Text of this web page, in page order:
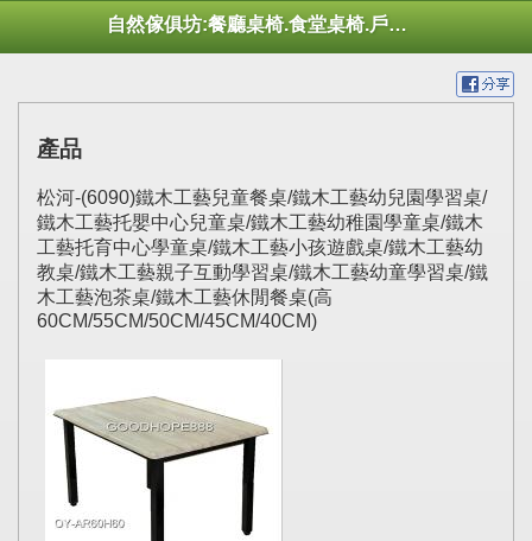
自然傢俱坊:餐廳桌椅.食堂桌椅.戶外桌椅.休閒桌椅.幼托桌椅.庭院市集陽傘
產品
松河-(6090)鐵木工藝兒童餐桌/鐵木工藝幼兒園學習桌/
鐵木工藝托嬰中心兒童桌/鐵木工藝幼稚園學童桌/鐵木
工藝托育中心學童桌/鐵木工藝小孩遊戲桌/鐵木工藝幼
教桌/鐵木工藝親子互動學習桌/鐵木工藝幼童學習桌/鐵
木工藝泡茶桌/鐵木工藝休閒餐桌(高
60CM/55CM/50CM/45CM/40CM)